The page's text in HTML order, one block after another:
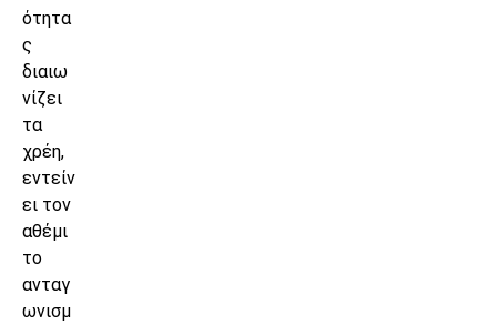
ότητα
ς
διαιω
νίζει
τα
χρέη,
εντείν
ει τον
αθέμι
το
ανταγ
ωνισμ